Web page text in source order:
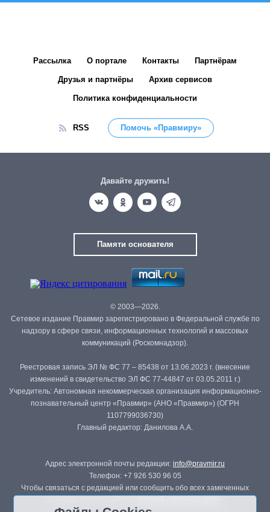
Рассылка О портале Контакты Партнёрам
Друзья и партнёры Архив сервисов
Политика конфиденциальности
RSS Помочь «Правмиру»
Давайте дружить!
Памяти основателя
© 2003—2026.
Сетевое издание Правмир зарегистрировано в Федеральной службе по
надзору в сфере связи, информационных технологий и массовых
коммуникаций (Роскомнадзор).
Реестровая запись ЭЛ № ФС 77 – 85438 от 13.06.2023 г. (внесение
изменений в свидетельство ЭЛ ФС 77-44847 от 03.05.2011 г.)
Учредитель: Автономная некоммерческая организация информационно-
познавательный центр «Правмир» (АНО «Правмир») (ОГРН
1107799036730)
Главный редактор: Данилова А.А.
Адрес электронной почты редакции: info@pravmir.ru
Телефон: +7 926 530 96 05
Чтобы связаться с редакцией или сообщить обо всех замеченных